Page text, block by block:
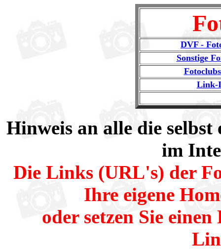
DVF -
Sonstige
Link-
Hinweis an alle die
im
Die Links (URL's) der
Ihre eigene
oder setzen Sie